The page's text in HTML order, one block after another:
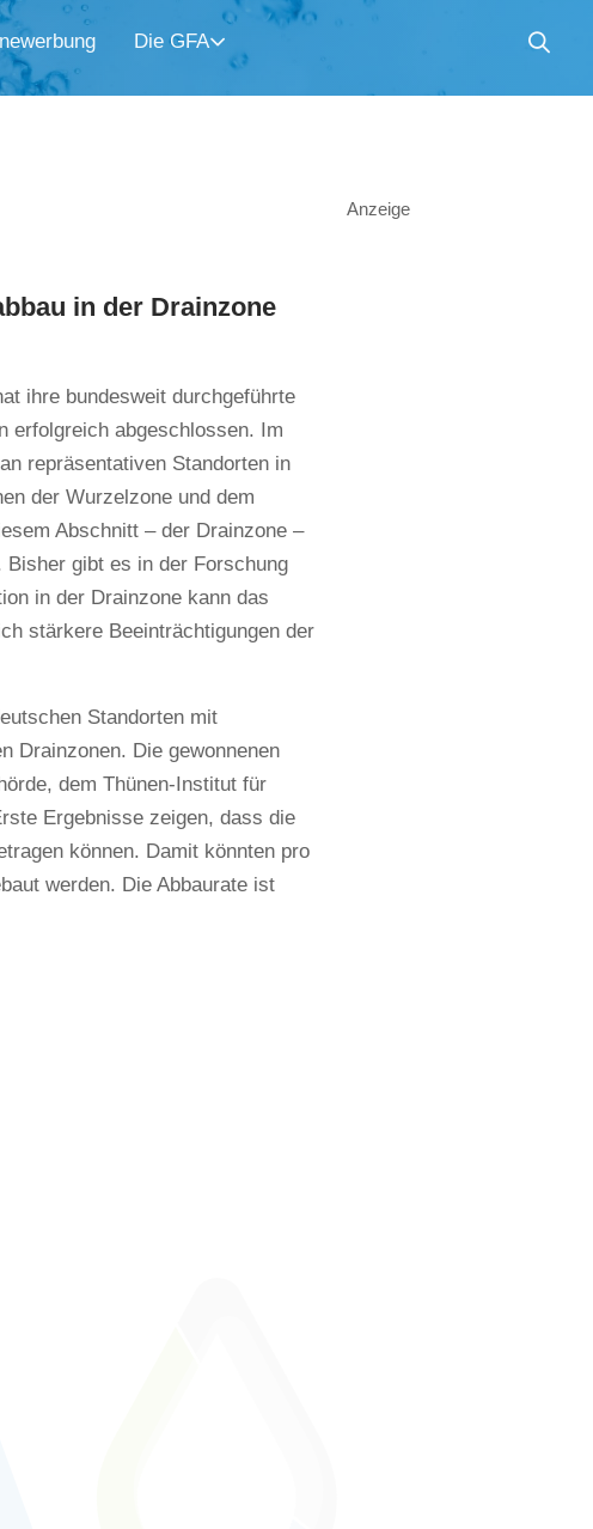
Die GFA
in der Drainzone
ihre bundesweit durchgeführte
erfolgreich abgeschlossen. Im
repräsentativen Standorten in
der Wurzelzone und dem
Abschnitt – der Drainzone –
gibt es in der Forschung
in der Drainzone kann das
stärkere Beeinträchtigungen der
Standorten mit
Drainzonen. Die gewonnenen
dem Thünen-Institut für
Ergebnisse zeigen, dass die
können. Damit könnten pro
werden. Die Abbaurate ist
Anzeige